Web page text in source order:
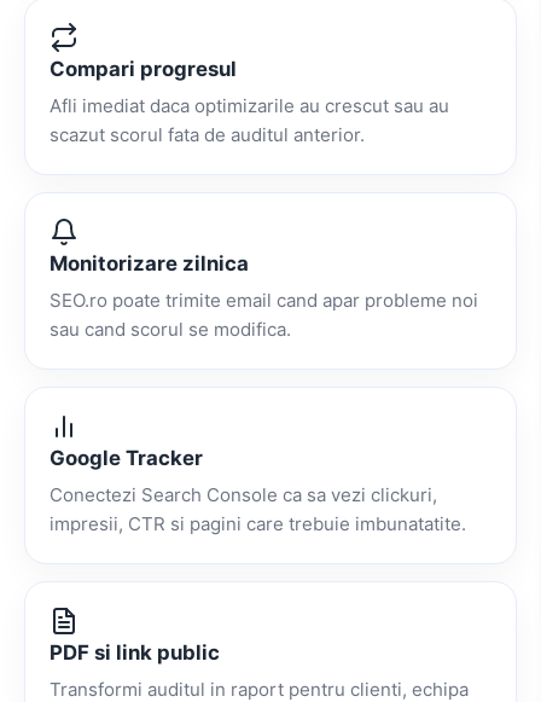
Compari progresul
Afli imediat daca optimizarile au crescut sau au
scazut scorul fata de auditul anterior.
Monitorizare zilnica
SEO.ro poate trimite email cand apar probleme noi
sau cand scorul se modifica.
Google Tracker
Conectezi Search Console ca sa vezi clickuri,
impresii, CTR si pagini care trebuie imbunatatite.
PDF si link public
Transformi auditul in raport pentru clienti, echipa